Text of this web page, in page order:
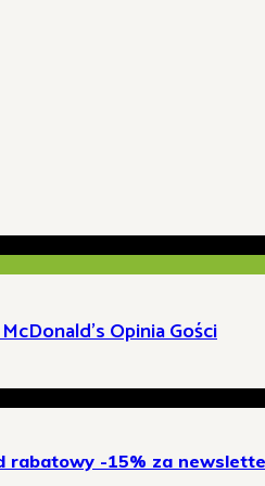
Opinia Gości
rabatowy -15% za